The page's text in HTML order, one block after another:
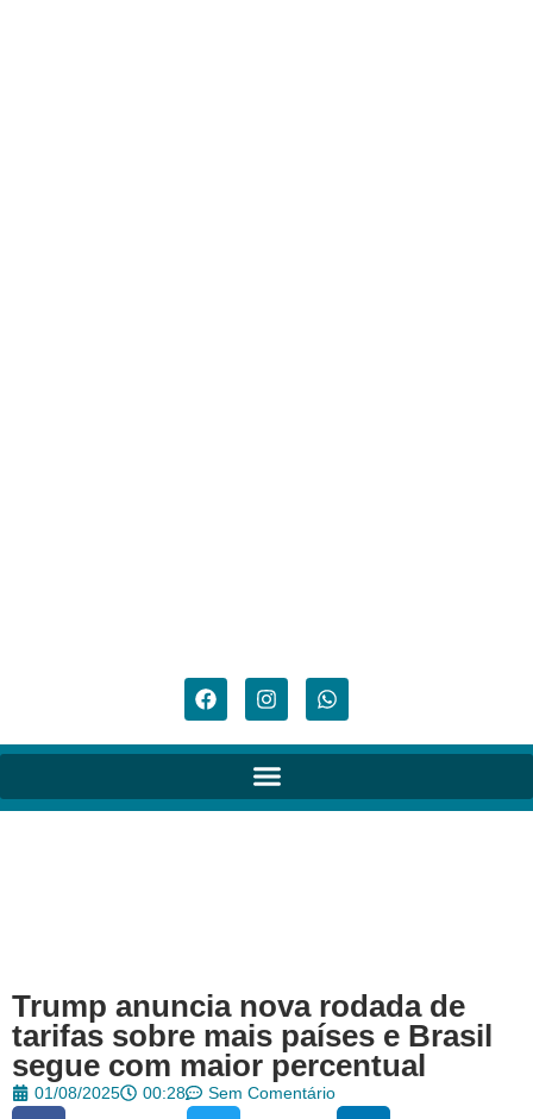
Trump anuncia nova rodada de
tarifas sobre mais países e Brasil
segue com maior percentual
01/08/2025 00:28 Sem Comentário